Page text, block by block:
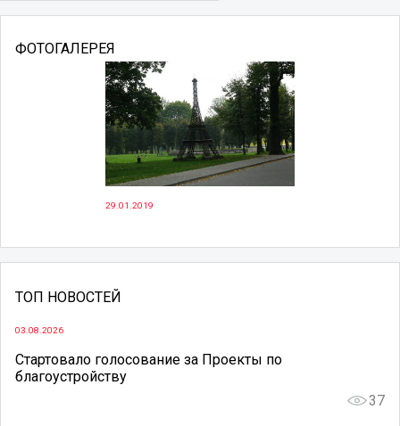
ФОТОГАЛЕРЕЯ
29.01.2019
ТОП НОВОСТЕЙ
03.08.2026
Стартовало голосование за Проекты по
благоустройству
37